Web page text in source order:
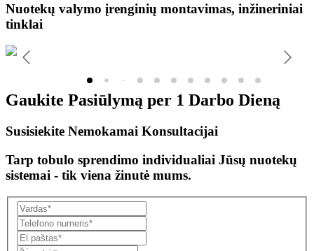
Nuotekų valymo įrenginių montavimas, inžineriniai
tinklai
Gaukite Pasiūlymą per 1 Darbo Dieną
Susisiekite Nemokamai Konsultacijai
Tarp tobulo sprendimo individualiai Jūsų nuotekų
sistemai - tik viena žinutė mums.